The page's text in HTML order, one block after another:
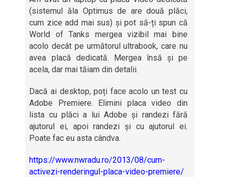
(sistemul ăla Optimus de are două plăci,
cum zice add mai sus) și pot să-ți spun că
World of Tanks mergea vizibil mai bine
acolo decât pe următorul ultrabook, care nu
avea placă dedicată. Mergea însă și pe
acela, dar mai tăiam din detalii.
Dacă ai desktop, poți face acolo un test cu
Adobe Premiere. Elimini placa video din
lista cu plăci a lui Adobe și randezi fără
ajutorul ei, apoi randezi și cu ajutorul ei.
Poate fac eu asta cândva.
https://www.nwradu.ro/2013/08/cum-
activezi-renderingul-placa-video-premiere/